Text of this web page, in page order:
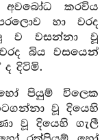
කරවිය
හා වරද
ව වසන්නා වූ
බිය වසයෙන්
දිටිමි.
පියුම් විලෙක
වූ දියෙහි
වූ දියෙහි ගැලී